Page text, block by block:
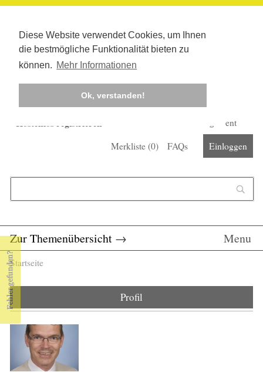
Diese Website verwendet Cookies, um Ihnen
die bestmögliche Funktionalität bieten zu
können. Mehr Informationen
Ok, verstanden!
Kostenlos registrieren
Corona-Management
Merkliste (0) FAQs Einloggen
Zur Themenübersicht → Menu
Sie sind hier
Startseite
Profil